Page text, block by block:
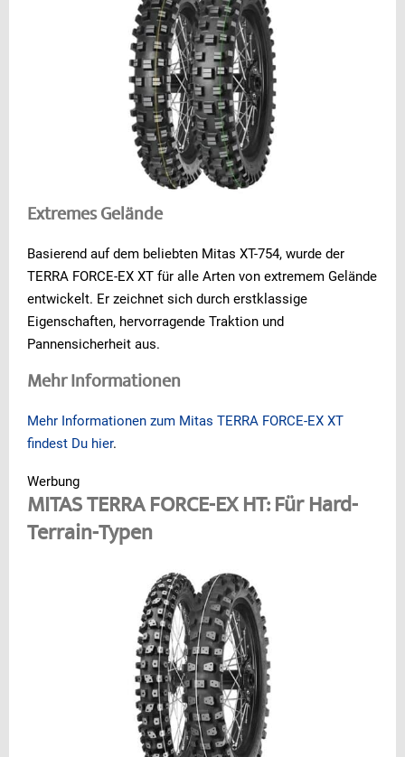
Extremes Gelände
Basierend auf dem beliebten Mitas XT-754, wurde der
TERRA FORCE-EX XT für alle Arten von extremem Gelände
entwickelt. Er zeichnet sich durch erstklassige
Eigenschaften, hervorragende Traktion und
Pannensicherheit aus.
Mehr Informationen
Mehr Informationen zum Mitas TERRA FORCE-EX XT
findest Du hier.
Werbung
MITAS TERRA FORCE-EX HT: Für Hard-
Terrain-Typen